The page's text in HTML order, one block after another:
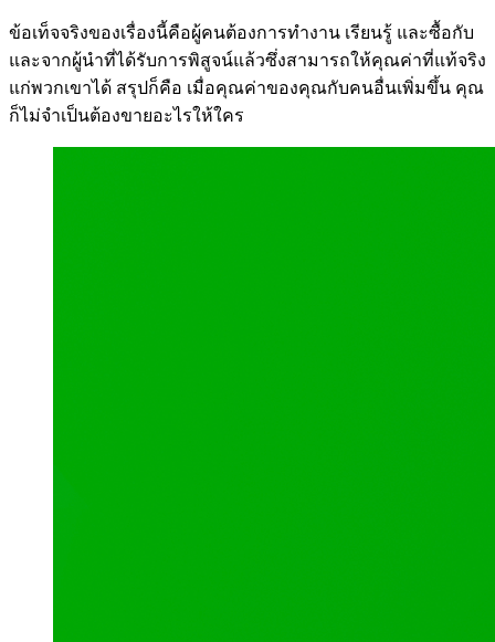
ข้อเท็จจริงของเรื่องนี้คือผู้คนต้องการทำงาน เรียนรู้ และซื้อกับ
และจากผู้นำที่ได้รับการพิสูจน์แล้วซึ่งสามารถให้คุณค่าที่แท้จริง
แก่พวกเขาได้ สรุปก็คือ เมื่อคุณค่าของคุณกับคนอื่นเพิ่มขึ้น คุณ
ก็ไม่จำเป็นต้องขายอะไรให้ใคร